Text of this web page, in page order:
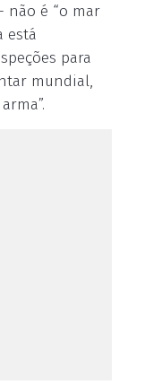
não é “o mar
está
para
mundial,